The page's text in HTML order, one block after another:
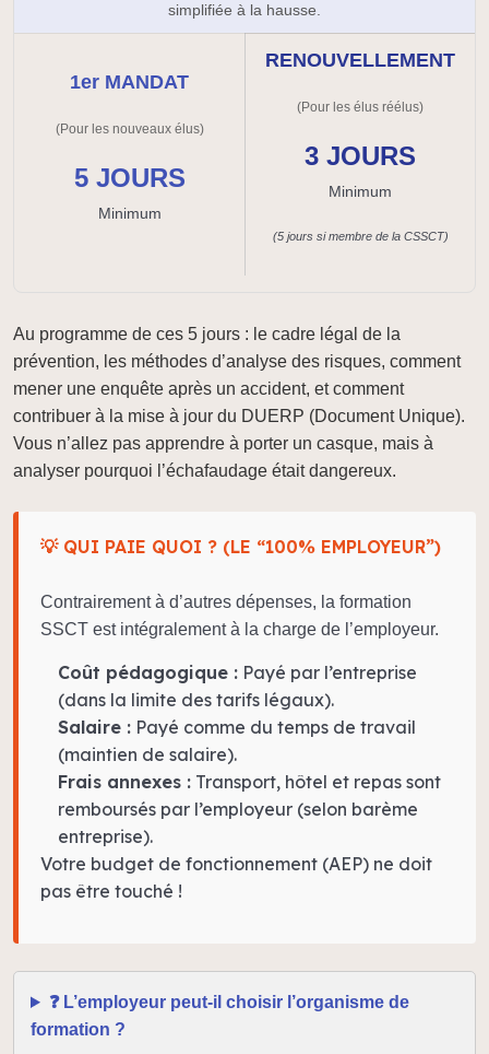
simplifiée à la hausse.
1er MANDAT
(Pour les nouveaux élus)
5 JOURS
Minimum
RENOUVELLEMENT
(Pour les élus réélus)
3 JOURS
Minimum
(5 jours si membre de la CSSCT)
Au programme de ces 5 jours : le cadre légal de la
prévention, les méthodes d’analyse des risques, comment
mener une enquête après un accident, et comment
contribuer à la mise à jour du DUERP (Document Unique).
Vous n’allez pas apprendre à porter un casque, mais à
analyser pourquoi l’échafaudage était dangereux.
💡 QUI PAIE QUOI ? (LE “100% EMPLOYEUR”)
Contrairement à d’autres dépenses, la formation
SSCT est intégralement à la charge de l’employeur.
Coût pédagogique : Payé par l’entreprise
(dans la limite des tarifs légaux).
Salaire : Payé comme du temps de travail
(maintien de salaire).
Frais annexes : Transport, hôtel et repas sont
remboursés par l’employeur (selon barème
entreprise).
Votre budget de fonctionnement (AEP) ne doit
pas être touché !
❓ L’employeur peut-il choisir l’organisme de
formation ?